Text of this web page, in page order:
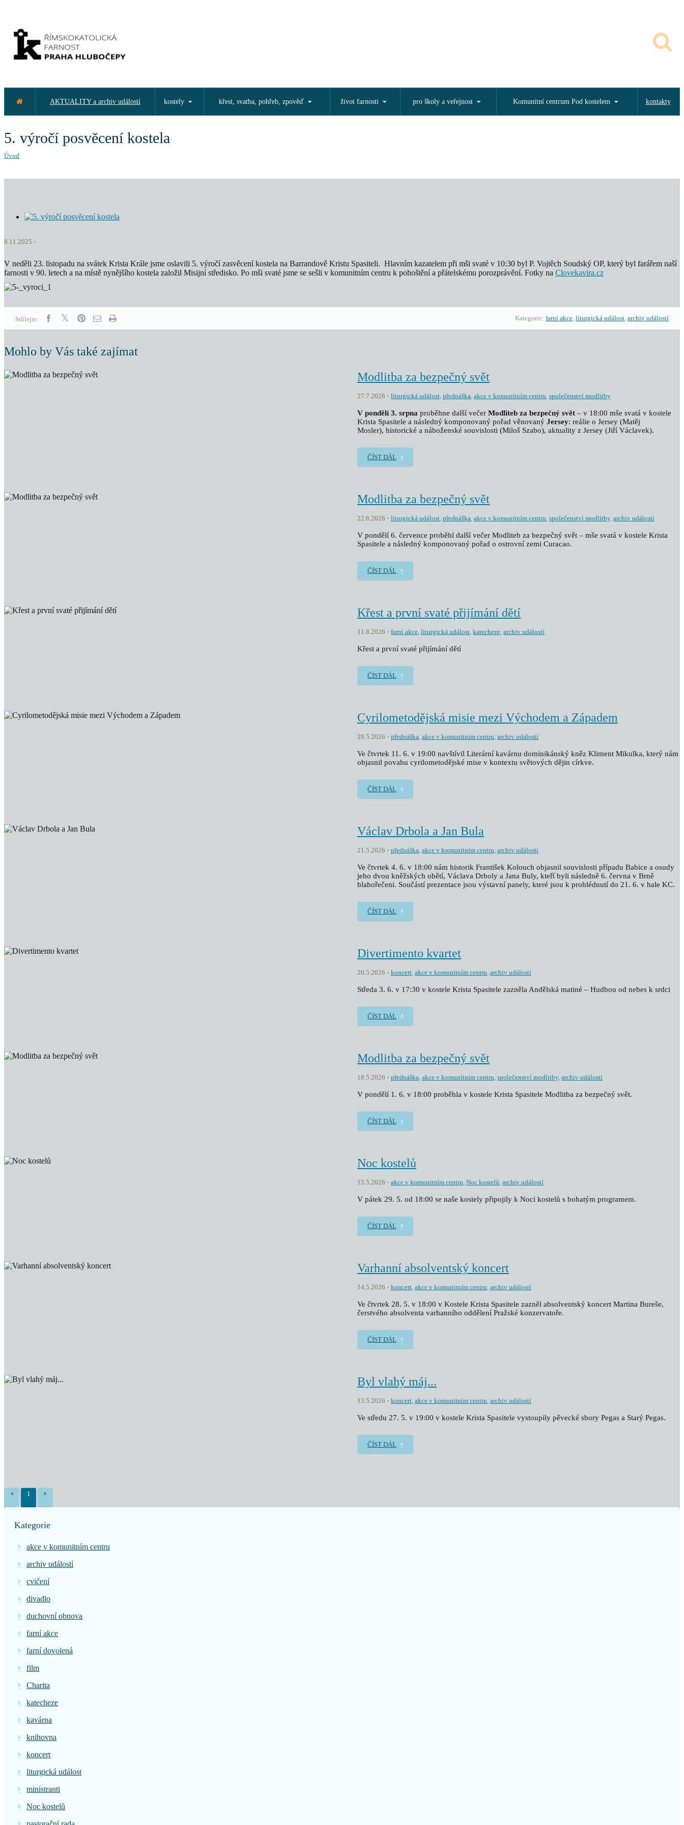
AKTUALITY a archiv událostí kostely křest, svatba, pohřeb, zpověď život farnosti pro školy a veřejnost Komunitní centrum Pod kostelem kontakty
5. výročí posvěcení kostela
Úvod
8.11.2025
V neděli 23. listopadu na svátek Krista Krále jsme oslavili 5. výročí zasvěcení kostela na Barrandově Kristu Spasiteli. Hlavním kazatelem při mši svaté v 10:30 byl P. Vojtěch Soudský OP, který byl farářem naší
farnosti v 90. letech a na místě nynějšího kostela založil Misijní středisko. Po mši svaté jsme se sešli v komunitním centru k pohoštění a přátelskému porozprávění. Fotky na Clovekavira.cz
Sdílejte: Kategorie: farní akce, liturgická událost, archiv událostí
Mohlo by Vás také zajímat
Modlitba za bezpečný svět
27.7.2026 liturgická událost, přednáška, akce v komunitním centru, společenství modlitby
V pondělí 3. srpna proběhne další večer Modliteb za bezpečný svět – v 18:00 mše svatá v kostele
Krista Spasitele a následný komponovaný pořad věnovaný Jersey: reálie o Jersey (Matěj
Mosler), historické a náboženské souvislosti (Miloš Szabo), aktuality z Jersey (Jiří Václavek).
ČÍST DÁL
Modlitba za bezpečný svět
22.6.2026 liturgická událost, přednáška, akce v komunitním centru, společenství modlitby, archiv událostí
V pondělí 6. července proběhl další večer Modliteb za bezpečný svět – mše svatá v kostele Krista
Spasitele a následný komponovaný pořad o ostrovní zemi Curacao.
ČÍST DÁL
Křest a první svaté přijímání dětí
11.6.2026 farní akce, liturgická událost, katecheze, archiv událostí
Křest a první svaté přijímání dětí
ČÍST DÁL
Cyrilometodějská misie mezi Východem a Západem
28.5.2026 přednáška, akce v komunitním centru, archiv událostí
Ve čtvrtek 11. 6. v 19:00 navštívil Literární kavárnu dominikánský kněz Kliment Mikulka, který nám
objasnil povahu cyrilometodějské mise v kontextu světových dějin církve.
ČÍST DÁL
Václav Drbola a Jan Bula
21.5.2026 přednáška, akce v komunitním centru, archiv událostí
Ve čtvrtek 4. 6. v 18:00 nám historik František Kolouch objasnil souvislosti případu Babice a osudy
jeho dvou kněžských obětí, Václava Drboly a Jana Buly, kteří byli následně 6. června v Brně
blahořečeni. Součástí prezentace jsou výstavní panely, které jsou k prohlédnutí do 21. 6. v hale KC.
ČÍST DÁL
Divertimento kvartet
20.5.2026 koncert, akce v komunitním centru, archiv událostí
Středa 3. 6. v 17:30 v kostele Krista Spasitele zazněla Andělská matiné – Hudbou od nebes k srdci
ČÍST DÁL
Modlitba za bezpečný svět
18.5.2026 přednáška, akce v komunitním centru, společenství modlitby, archiv událostí
V pondělí 1. 6. v 18:00 proběhla v kostele Krista Spasitele Modlitba za bezpečný svět.
ČÍST DÁL
Noc kostelů
15.5.2026 akce v komunitním centru, Noc kostelů, archiv událostí
V pátek 29. 5. od 18:00 se naše kostely připojily k Noci kostelů s bohatým programem.
ČÍST DÁL
Varhanní absolventský koncert
14.5.2026 koncert, akce v komunitním centru, archiv událostí
Ve čtvrtek 28. 5. v 18:00 v Kostele Krista Spasitele zazněl absolventský koncert Martina Bureše,
čerstvého absolventa varhanního oddělení Pražské konzervatoře.
ČÍST DÁL
Byl vlahý máj...
13.5.2026 koncert, akce v komunitním centru, archiv událostí
Ve středu 27. 5. v 19:00 v kostele Krista Spasitele vystoupily pěvecké sbory Pegas a Starý Pegas.
ČÍST DÁL
1
Kategorie
akce v komunitním centru
archiv událostí
cvičení
divadlo
duchovní obnova
farní akce
farní dovolená
film
Charita
katecheze
kavárna
knihovna
koncert
liturgická událost
ministranti
Noc kostelů